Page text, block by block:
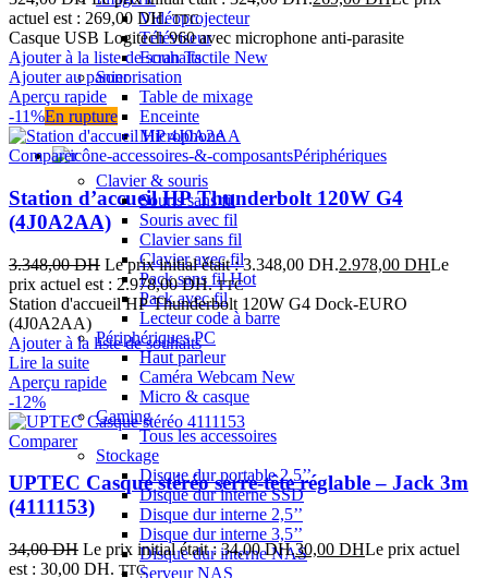
Vidéoprojecteur
Téléviseur
Ecran Tactile New
Sonorisation
Table de mixage
Enceinte
Microphone
Périphériques
Clavier & souris
Souris sans fil
Souris avec fil
Clavier sans fil
Clavier avec fil
Pack sans filHot
Pack avec fil
Lecteur code à barre
Périphériques PC
Haut parleur
Caméra Webcam New
Micro & casque
Gaming
Tous les accessoires
Stockage
Disque dur portable 2,5’’
Disque dur interne SSD
Disque dur interne 2,5’’
Disque dur interne 3,5’’
Disque dur interne NAS
Serveur NAS
actuel est : 269,00 DH. TTC
Casque USB Logitech 960 avec microphone anti-parasite
Ajouter à la liste de souhaits
Ajouter au panier
Aperçu rapide
-11%En rupture
Comparer
Station d’accueil HP Thunderbolt 120W G4
(4J0A2AA)
3.348,00DH Le prix initial était : 3.348,00 DH.2.978,00 DHLe
prix actuel est : 2.978,00 DH. TTC
Station d'accueil HP Thunderbolt 120W G4 Dock-EURO
(4J0A2AA)
Ajouter à la liste de souhaits
Lire la suite
Aperçu rapide
-12%
Comparer
UPTEC Casque stéréo serre-tête réglable – Jack 3m
(4111153)
34,00DH Le prix initial était : 34,00 DH.30,00 DHLe prix actuel
est : 30,00 DH. TTC